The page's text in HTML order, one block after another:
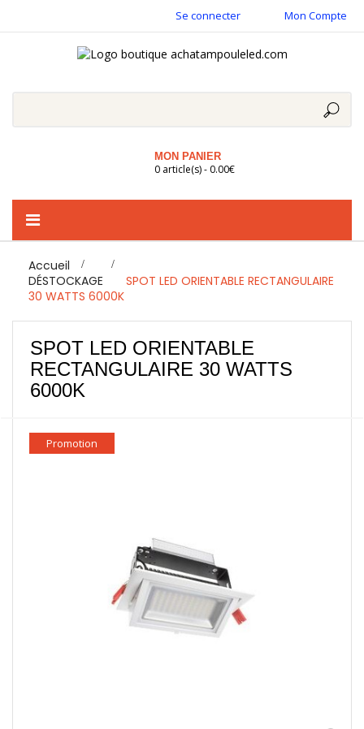
Se connecter Mon Compte
MON PANIER
0 article(s) - 0.00€
Basculer
la
navigation
Accueil
>
DÉSTOCKAGE
SPOT LED ORIENTABLE RECTANGULAIRE
30 WATTS 6000K
SPOT LED ORIENTABLE
RECTANGULAIRE 30 WATTS
6000K
Promotion